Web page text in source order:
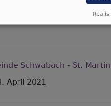
Schwabach - St. Martin
April 2021